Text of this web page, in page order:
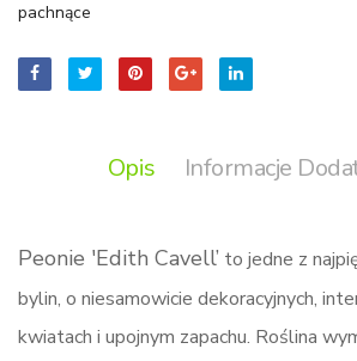
pachnące
Opis Informacje
Peonie 'Edith Cavell’ to jedne z
bylin, o niesamowicie dekoracyjnych,
kwiatach i upojnym zapachu. Roślina